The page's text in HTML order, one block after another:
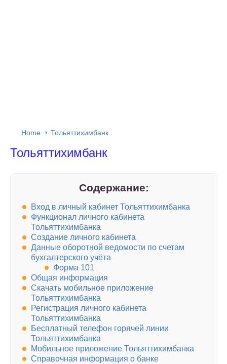
Home Тольяттихимбанк
Тольяттихимбанк
Содержание:
Вход в личный кабинет Тольяттихимбанка
Функционал личного кабинета
Тольяттихимбанка
Создание личного кабинета
Данные оборотной ведомости по счетам
бухгалтерского учёта
Форма 101
Общая информация
Скачать мобильное приложение
Тольяттихимбанка
Регистрация личного кабинета
Тольяттихимбанка
Бесплатный телефон горячей линии
Тольяттихимбанка
Мобильное приложение Тольяттихимбанка
Справочная информация о банке